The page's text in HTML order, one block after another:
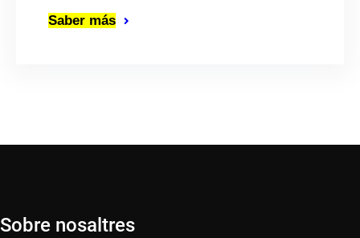
Saber más
Sobre nosaltres